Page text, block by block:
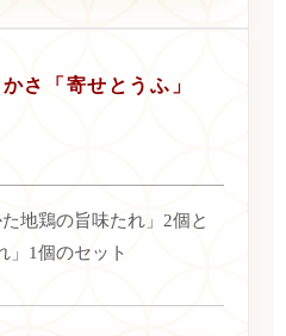
さ「寄せとうふ」
地鶏の旨味たれ」2個と
」1個のセット